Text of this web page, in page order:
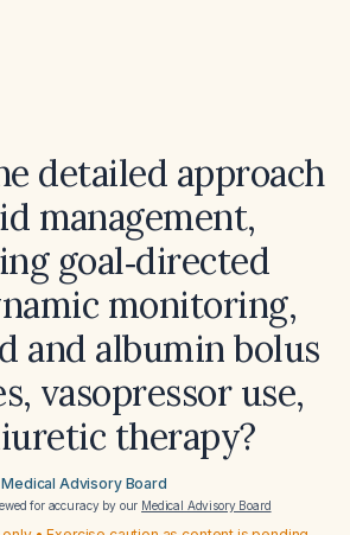
detailed approach
management,
goal‑directed
monitoring,
and albumin bolus
vasopressor use,
therapy?
Medical Advisory Board
for accuracy by our Medical Advisory Board